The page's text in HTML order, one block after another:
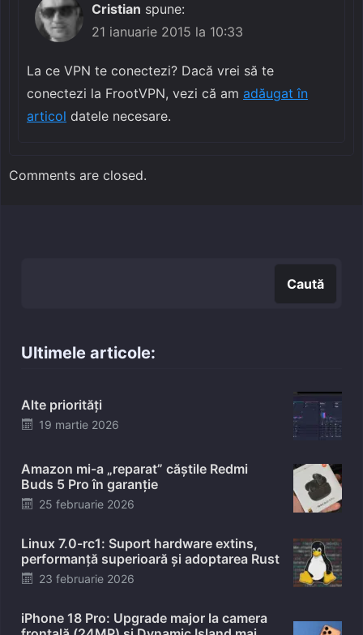
Cristian spune:
21 ianuarie 2015 la 10:33
La ce VPN te conectezi? Dacă vrei să te
conectezi la FrootVPN, vezi că am adăugat în
articol datele necesare.
Comments are closed.
Caută
Ultimele articole:
Alte priorități
Posted
19 martie 2026
Amazon mi-a „reparat” căștile Redmi
Buds 5 Pro în garanție
Posted
25 februarie 2026
Linux 7.0-rc1: Suport hardware extins,
performanță superioară și adoptarea Rust
Posted
23 februarie 2026
iPhone 18 Pro: Upgrade major la camera